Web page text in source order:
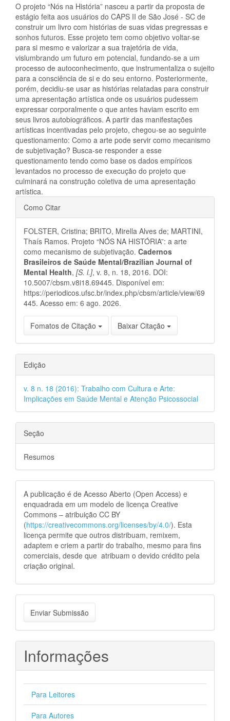
O projeto “Nós na História” nasceu a partir da proposta de
estágio feita aos usuários do CAPS II de São José - SC de
construir um livro com histórias de suas vidas pregressas e
sonhos futuros. Esse projeto tem como objetivo voltar-se
para si mesmo e valorizar a sua trajetória de vida,
vislumbrando um futuro em potencial, fundando-se a um
processo de autoconhecimento, que instrumentaliza o sujeito
para a consciência de si e do seu entorno. Posteriormente,
porém, decidiu-se usar as histórias relatadas para construir
uma apresentação artística onde os usuários pudessem
expressar corporalmente o que antes haviam escrito em
seus livros autobiográficos. A partir das manifestações
artísticas incentivadas pelo projeto, chegou-se ao seguinte
questionamento: Como a arte pode servir como mecanismo
de subjetivação? Busca-se responder a esse
questionamento tendo como base os dados empíricos
levantados no processo de execução do projeto que
culminará na construção coletiva de uma apresentação
artística.
Detalhes
do
artigo
Como Citar
FOLSTER, Cristina; BRITO, Mirella Alves de; MARTINI,
Thaís Ramos. Projeto “NÓS NA HISTÓRIA”: a arte
como mecanismo de subjetivação. Cadernos
Brasileiros de Saúde Mental/Brazilian Journal of
Mental Health, [S. l.], v. 8, n. 18, 2016. DOI:
10.5007/cbsm.v8i18.69445. Disponível em:
https://periodicos.ufsc.br/index.php/cbsm/article/view/69
445. Acesso em: 6 ago. 2026.
Fomatos de Citação Baixar Citação
Edição
v. 8 n. 18 (2016): Trabalho com Cultura e Arte:
Implicações em Saúde Mental e Atenção Psicossocial
Seção
Resumos
A publicação é de Acesso Aberto (Open Access) e
enquadrada em um modelo de licença Creative
Commons – atribuição CC BY
(https://creativecommons.org/licenses/by/4.0/). Esta
licença permite que outros distribuam, remixem,
adaptem e criem a partir do trabalho, mesmo para fins
comerciais, desde que atribuam o devido crédito pela
criação original.
Enviar
Submissão
Enviar Submissão
Informações
Para Leitores
Para Autores